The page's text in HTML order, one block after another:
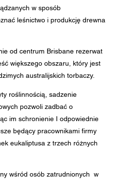
w sposób
leśnictwo i produkcję drewna
od centrum Brisbane rezerwat
większego obszaru, który jest
australijskich torbaczy.
roślinnością, sadzenie
pozwoli zadbać o
im schronienie I odpowiednie
będący pracownikami firmy
eukaliptusa z trzech różnych
wśród osób zatrudnionych w
osobowych
podanych przeze mnie w
najbliższemu Dealerowi
celach związanych z
osobowych odbywa się